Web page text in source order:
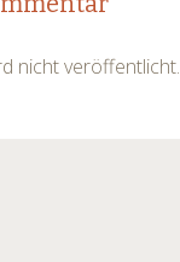
nicht veröffentlicht.